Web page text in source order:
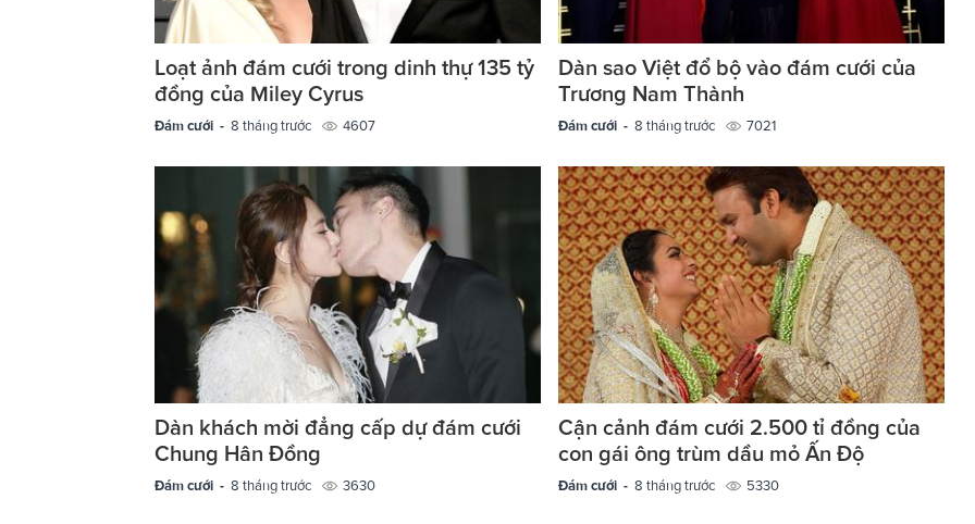
Loạt ảnh đám cưới trong dinh thự 135 tỷ
đồng của Miley Cyrus
Đám cưới - 8 tháng trước 4607
Dàn sao Việt đổ bộ vào đám cưới của
Trương Nam Thành
Đám cưới - 8 tháng trước 7021
Dàn khách mời đẳng cấp dự đám cưới
Chung Hân Đồng
Đám cưới - 8 tháng trước 3630
Cận cảnh đám cưới 2.500 tỉ đồng của
con gái ông trùm dầu mỏ Ấn Độ
Đám cưới - 8 tháng trước 5330